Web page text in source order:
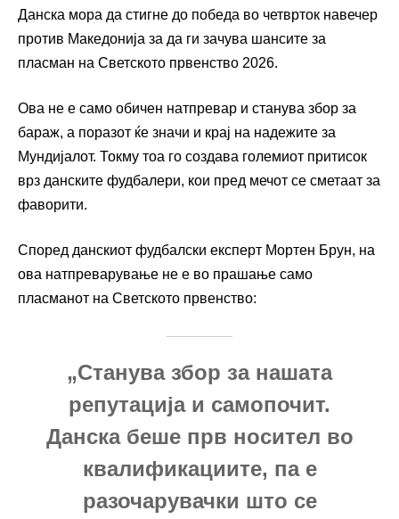
Данска мора да стигне до победа во четврток навечер
против Македонија за да ги зачува шансите за
пласман на Светското првенство 2026.
Ова не е само обичен натпревар и станува збор за
бараж, а поразот ќе значи и крај на надежите за
Мундијалот. Токму тоа го создава големиот притисок
врз данските фудбалери, кои пред мечот се сметаат за
фаворити.
Според данскиот фудбалски експерт Мортен Брун, на
ова натпреварување не е во прашање само
пласманот на Светското првенство:
„Станува збор за нашата
репутација и самопочит.
Данска беше прв носител во
квалификациите, па е
разочарувачки што се